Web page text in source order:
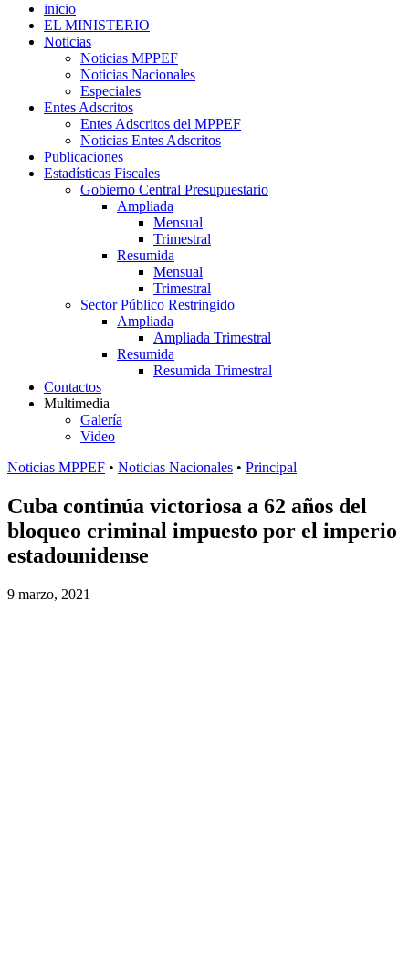
inicio
EL MINISTERIO
Noticias
Noticias MPPEF
Noticias Nacionales
Especiales
Entes Adscritos
Entes Adscritos del MPPEF
Noticias Entes Adscritos
Publicaciones
Estadísticas Fiscales
Gobierno Central Presupuestario
Ampliada
Mensual
Trimestral
Resumida
Mensual
Trimestral
Sector Público Restringido
Ampliada
Ampliada Trimestral
Resumida
Resumida Trimestral
Contactos
Multimedia
Galería
Video
Noticias MPPEF • Noticias Nacionales • Principal
Cuba continúa victoriosa a 62 años del
bloqueo criminal impuesto por el imperio
estadounidense
9 marzo, 2021